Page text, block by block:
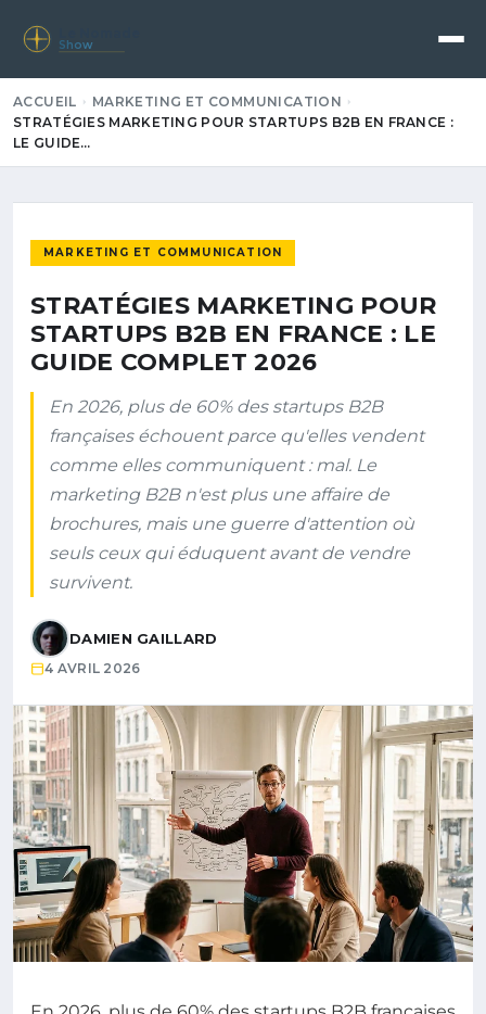
Show
ACCUEIL
MARKETING ET COMMUNICATION
STRATÉGIES MARKETING POUR STARTUPS B2B EN FRANCE :
LE GUIDE…
MARKETING ET COMMUNICATION
STRATÉGIES MARKETING POUR
STARTUPS B2B EN FRANCE : LE
GUIDE COMPLET 2026
En 2026, plus de 60% des startups B2B
françaises échouent parce qu'elles vendent
comme elles communiquent : mal. Le
marketing B2B n'est plus une affaire de
brochures, mais une guerre d'attention où
seuls ceux qui éduquent avant de vendre
survivent.
DAMIEN GAILLARD
4 AVRIL 2026